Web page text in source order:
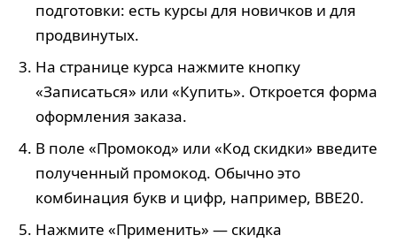
подготовки: есть курсы для новичков и для
продвинутых.
На странице курса нажмите кнопку
«Записаться» или «Купить». Откроется форма
оформления заказа.
В поле «Промокод» или «Код скидки» введите
полученный промокод. Обычно это
комбинация букв и цифр, например, BBE20.
Нажмите «Применить» — скидка